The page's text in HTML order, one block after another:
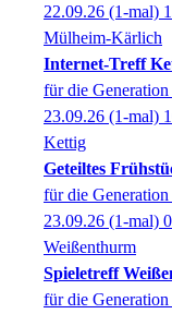
22.09.26 (1-mal)
Mülheim-Kärlich
Internet-Treff
für die
23.09.26 (1-mal)
Kettig
Geteiltes
für die
23.09.26 (1-mal)
Weißenthurm
Spieletreff
für die